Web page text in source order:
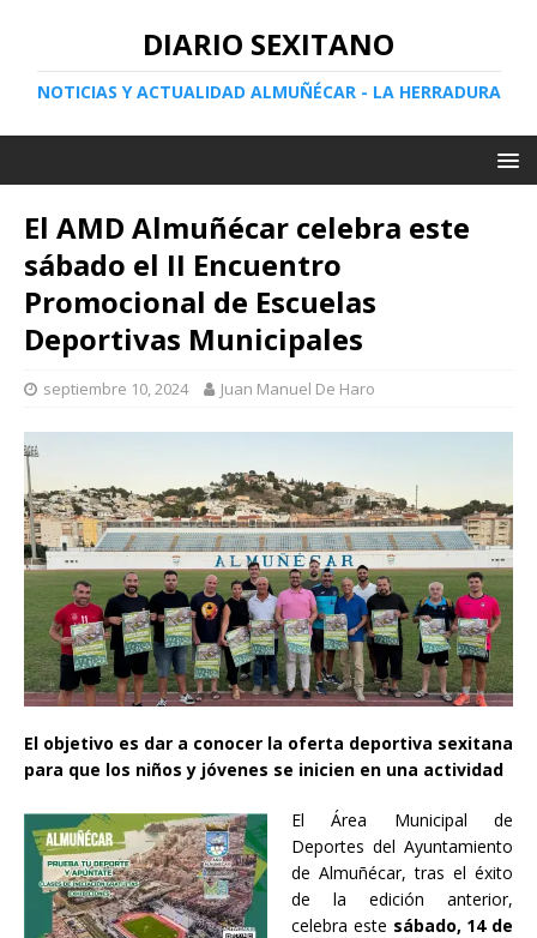
DIARIO SEXITANO
NOTICIAS Y ACTUALIDAD ALMUÑÉCAR - LA HERRADURA
El AMD Almuñécar celebra este
sábado el II Encuentro
Promocional de Escuelas
Deportivas Municipales
septiembre 10, 2024 Juan Manuel De Haro
El objetivo es dar a conocer la oferta deportiva sexitana
para que los niños y jóvenes se inicien en una actividad
El Área Municipal de
Deportes del Ayuntamiento
de Almuñécar, tras el éxito
de la edición anterior,
celebra este sábado, 14 de